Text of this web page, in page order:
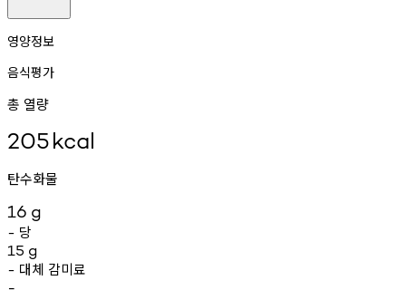
영양정보
음식평가
총 열량
205kcal
탄수화물
16 g
- 당
15 g
- 대체 감미료